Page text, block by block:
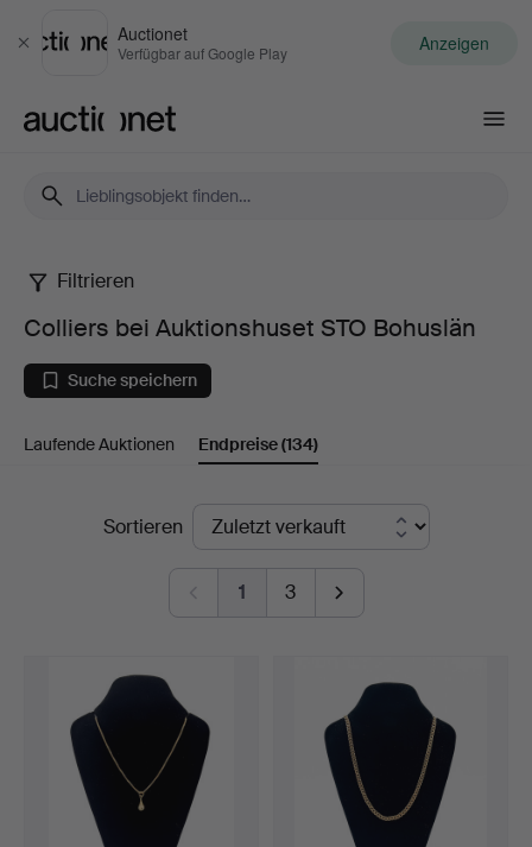
Schließen
Auctionet
Verfügbar auf Google Play Anzeigen
Colliers
bei
Auktionshuset
STO
Bohuslän
Filtrieren
Colliers bei Auktionshuset STO Bohuslän
Suche speichern
Laufende Auktionen Endpreise(134)
EndpreiseSortieren
1 3